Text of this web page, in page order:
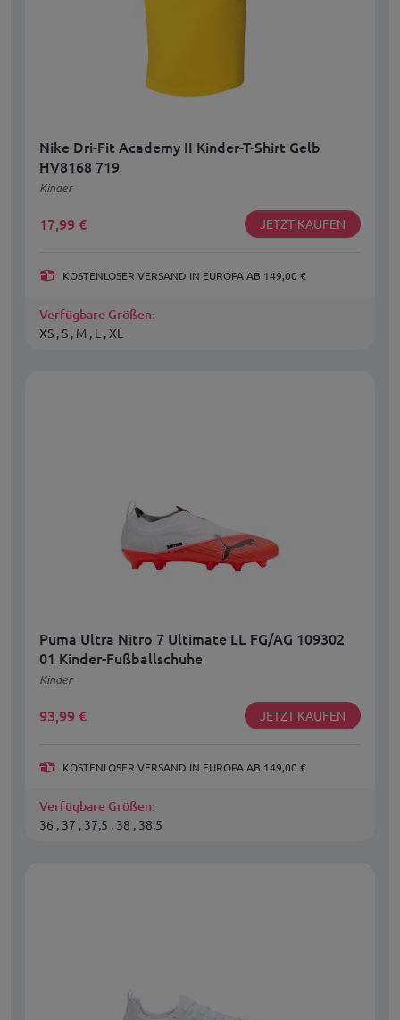
Nike Dri-Fit Academy II Kinder-T-Shirt Gelb
HV8168 719
Kinder
17,99 € JETZT KAUFEN
KOSTENLOSER VERSAND IN EUROPA AB 149,00 €
Verfügbare Größen:
XS , S , M , L , XL
Puma Ultra Nitro 7 Ultimate LL FG/AG 109302
01 Kinder-Fußballschuhe
Kinder
93,99 € JETZT KAUFEN
KOSTENLOSER VERSAND IN EUROPA AB 149,00 €
Verfügbare Größen:
36 , 37 , 37,5 , 38 , 38,5